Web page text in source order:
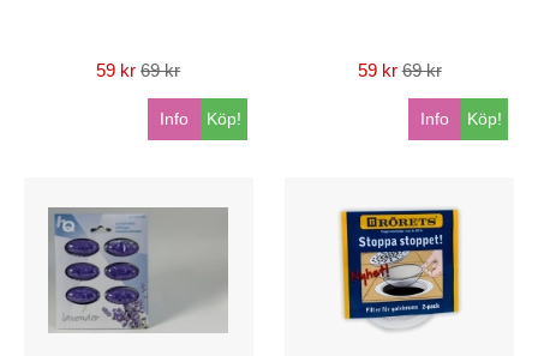
59 kr 69 kr
Köp!
Info
59 kr 69 kr
Köp!
Info